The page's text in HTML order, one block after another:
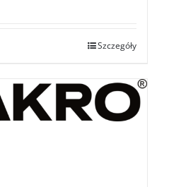
Szczegóły